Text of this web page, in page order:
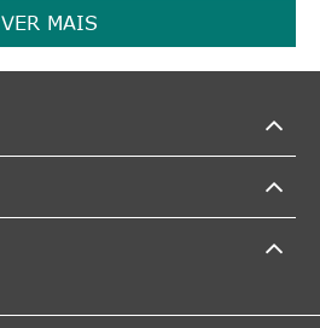
VER MAIS